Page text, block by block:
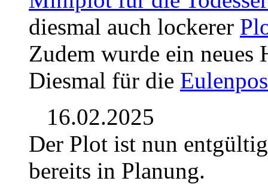
diesmal auch lockerer
Zudem wurde ein
Diesmal für die
16.02.2025
Der Plot ist nun
bereits in Planung.